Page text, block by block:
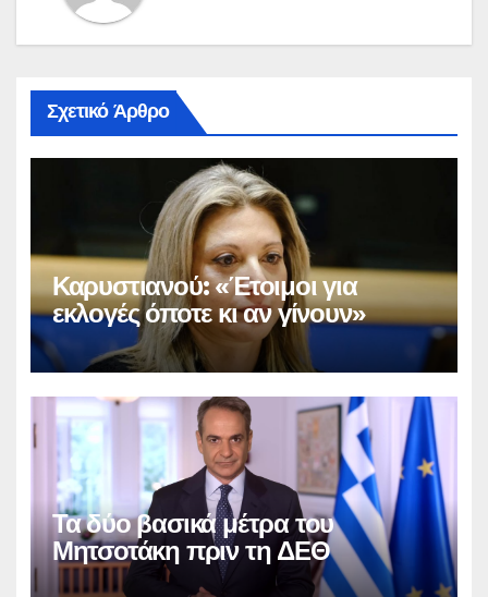
Σχετικό Άρθρο
Καρυστιανού: «Έτοιμοι για
εκλογές όποτε κι αν γίνουν»
Τα δύο βασικά μέτρα του
Μητσοτάκη πριν τη ΔΕΘ